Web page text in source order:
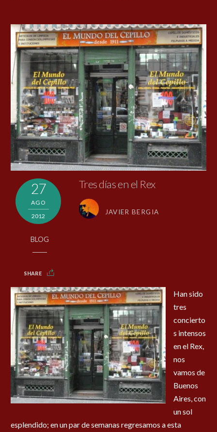
27
AGO
2012
BLOG
SHARE
Tres días en el Rex
JAVIER BERGIA
Han sido
tres
concierto
s intensos
en el Rex,
nos
vamos de
Buenos
Aires, con
un sol
esplendido; en un par de semanas regresamos a esta